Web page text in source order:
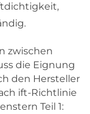
zwischen
die Eignung
den Hersteller
ift-Richtlinie
Teil 1: